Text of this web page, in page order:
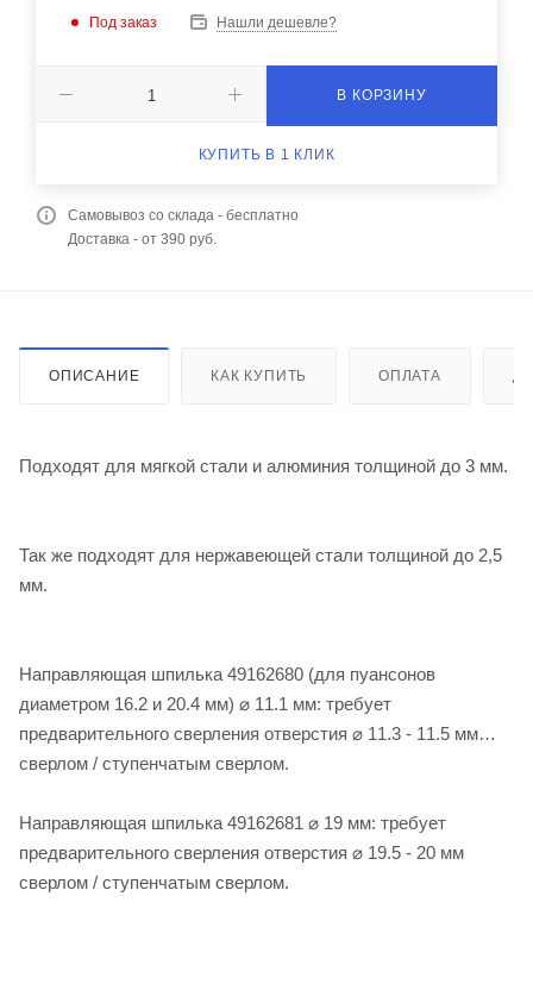
Под заказ Нашли дешевле?
В КОРЗИНУ
КУПИТЬ В 1 КЛИК
Самовывоз со склада - бесплатно
Доставка - от 390 руб.
ОПИСАНИЕ КАК КУПИТЬ ОПЛАТА
Подходят для мягкой стали и алюминия толщиной до 3 мм.
Так же подходят для нержавеющей стали толщиной до 2,5
мм.
Направляющая шпилька 49162680 (для пуансонов
диаметром 16.2 и 20.4 мм) ⌀ 11.1 мм: требует
предварительного сверления отверстия ⌀ 11.3 - 11.5 мм
сверлом / ступенчатым сверлом.
Направляющая шпилька 49162681 ⌀ 19 мм: требует
предварительного сверления отверстия ⌀ 19.5 - 20 мм
сверлом / ступенчатым сверлом.